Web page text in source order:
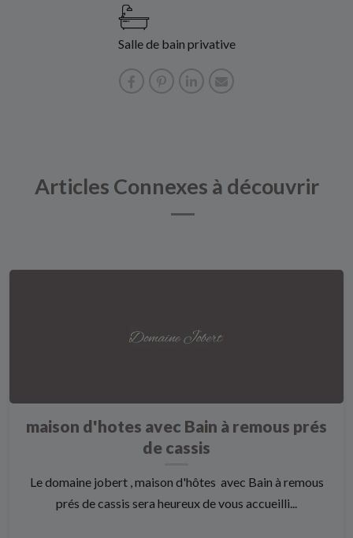
Salle de bain privative
Articles Connexes à découvrir
maison d'hotes avec Bain à remous prés
de cassis
Le domaine jobert , maison d'hôtes avec Bain à remous
prés de cassis sera heureux de vous accueilli...